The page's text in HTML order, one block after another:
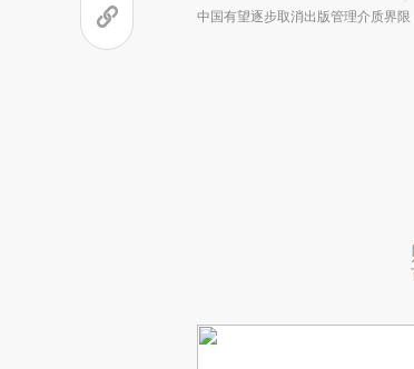
中国有望逐步取消出版管理介质界限